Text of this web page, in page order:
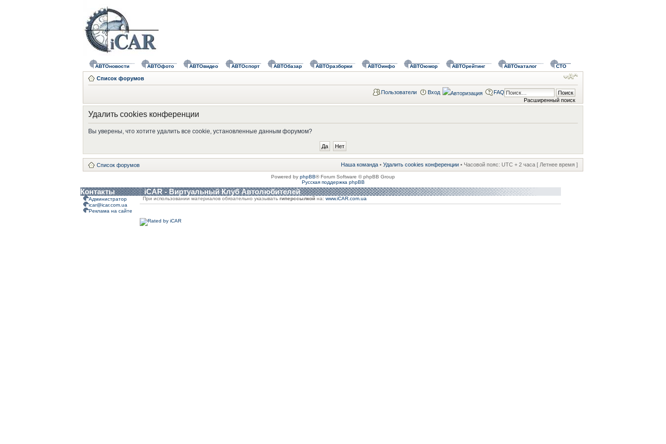
АВТОновости АВТОфото АВТОвидео АВТОспорт АВТОбазар АВТОразборки АВТОинфо АВТОюмор АВТОрейтинг АВТОкаталог СТО
Список форумов
Расширенный поиск
Пользователи Вход FAQ
Удалить cookies конференции
Вы уверены, что хотите удалить все cookie, установленные данным форумом?
Список форумов Наша команда • Удалить cookies конференции • Часовой пояс: UTC + 2 часа [ Летнее время ]
Powered by phpBB® Forum Software © phpBB Group
Русская поддержка phpBB
Контакты iCAR - Виртуальный Клуб Автолюбителей
Администратор
icar@icar.com.ua
Реклама на сайте
При использовании материалов обязательно указывать гиперссылкой на: www.iCAR.com.ua